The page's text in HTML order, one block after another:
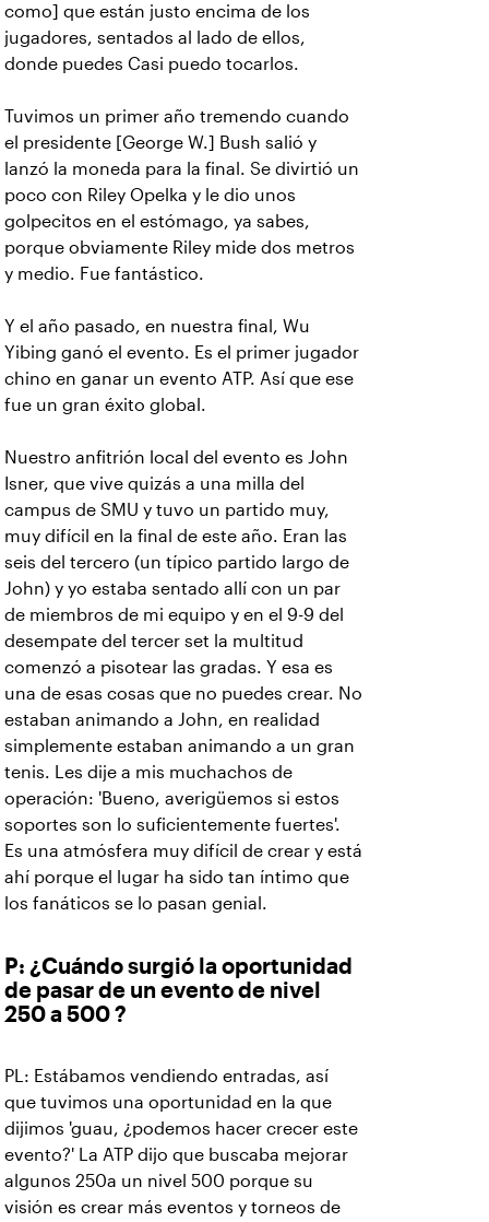
como] que están justo encima de los
jugadores, sentados al lado de ellos,
donde puedes Casi puedo tocarlos.
Tuvimos un primer año tremendo cuando
el presidente [George W.] Bush salió y
lanzó la moneda para la final. Se divirtió un
poco con Riley Opelka y le dio unos
golpecitos en el estómago, ya sabes,
porque obviamente Riley mide dos metros
y medio. Fue fantástico.
Y el año pasado, en nuestra final, Wu
Yibing ganó el evento. Es el primer jugador
chino en ganar un evento ATP. Así que ese
fue un gran éxito global.
Nuestro anfitrión local del evento es John
Isner, que vive quizás a una milla del
campus de SMU y tuvo un partido muy,
muy difícil en la final de este año. Eran las
seis del tercero (un típico partido largo de
John) y yo estaba sentado allí con un par
de miembros de mi equipo y en el 9-9 del
desempate del tercer set la multitud
comenzó a pisotear las gradas. Y esa es
una de esas cosas que no puedes crear. No
estaban animando a John, en realidad
simplemente estaban animando a un gran
tenis. Les dije a mis muchachos de
operación: 'Bueno, averigüemos si estos
soportes son lo suficientemente fuertes'.
Es una atmósfera muy difícil de crear y está
ahí porque el lugar ha sido tan íntimo que
los fanáticos se lo pasan genial.
P: ¿Cuándo surgió la oportunidad
de pasar de un evento de nivel
250 a 500 ?
PL: Estábamos vendiendo entradas, así
que tuvimos una oportunidad en la que
dijimos 'guau, ¿podemos hacer crecer este
evento?' La ATP dijo que buscaba mejorar
algunos 250a un nivel 500 porque su
visión es crear más eventos y torneos de